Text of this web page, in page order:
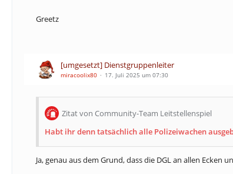
Greetz
[umgesetzt] Dienstgruppenleiter
miracoolix80 17. Juli 2025 um 07:30
Zitat von Community-Team Leitstellenspiel
Habt ihr denn tatsächlich alle Polizeiwachen
Ja, genau aus dem Grund, dass die DGL an allen